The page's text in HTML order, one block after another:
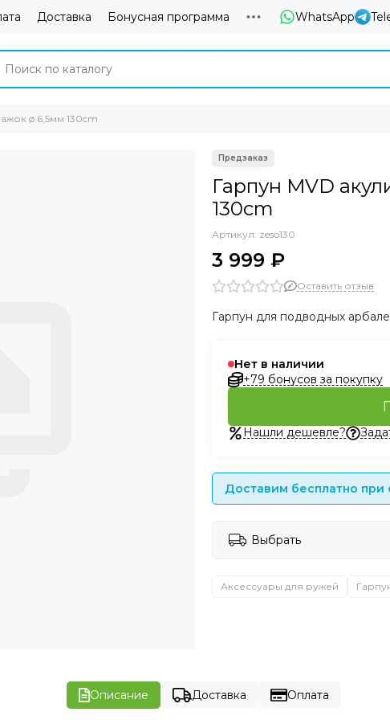
Доставка Бонусная программа WhatsApp
ø 6,5мм 130cm
Гарпун MVD
130cm
Артикул: zeso130
3 999 ₽
Оставить отзыв
Гарпун для подводных
Нет в наличии
+79 бонусов за покупку
Нашли дешевле?
Доставим бесплатно при
Выбрать
Аксессуары для ружей
Описание Доставка Оплата